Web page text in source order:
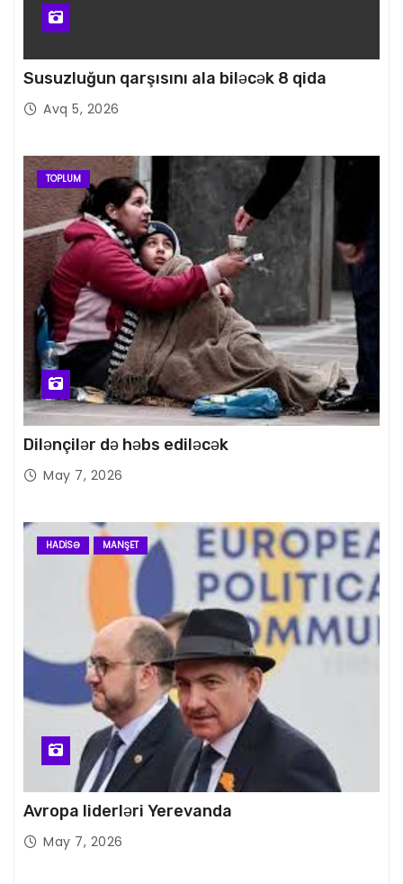
Susuzluğun qarşısını ala biləcək 8 qida
Avq 5, 2026
TOPLUM
Dilənçilər də həbs ediləcək
May 7, 2026
HADISƏ MANŞET
Avropa liderləri Yerevanda
May 7, 2026